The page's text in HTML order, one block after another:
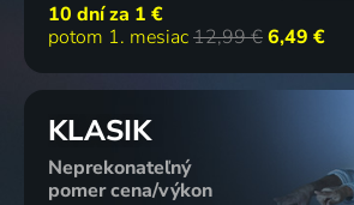
10 dní za 1 €
potom 1. mesiac12,99 €6,49 €
KLASIK
Neprekonateľný
pomer cena/výkon